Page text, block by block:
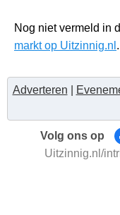
Nog niet vermeld in
markt op Uitzinnig.nl .
Adverteren
Volg ons op
Uitzinnig.nl/